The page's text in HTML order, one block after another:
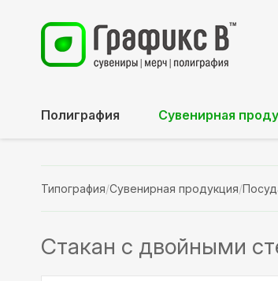
Полиграфия Сувенирная
Типография/Сувенирная продукция/
Стакан с двойными